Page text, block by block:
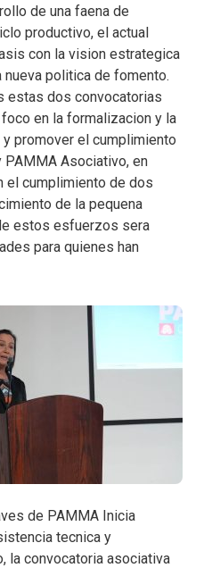
de una faena de
productivo, el actual
con la vision estrategica
politica de fomento.
estas dos convocatorias
en la formalizacion y la
promover el cumplimiento
Asociativo, en
el cumplimiento de dos
de la pequena
estos esfuerzos sera
para quienes han
de PAMMA Inicia
tecnica y
la convocatoria asociativa